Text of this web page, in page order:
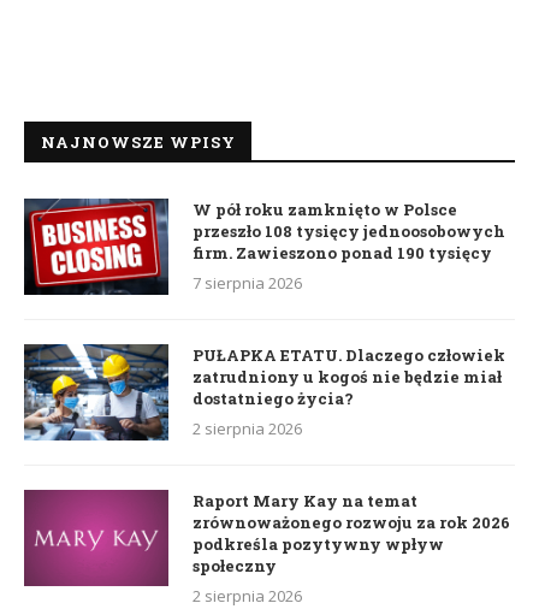
NAJNOWSZE WPISY
W pół roku zamknięto w Polsce
przeszło 108 tysięcy jednoosobowych
firm. Zawieszono ponad 190 tysięcy
7 sierpnia 2026
PUŁAPKA ETATU. Dlaczego człowiek
zatrudniony u kogoś nie będzie miał
dostatniego życia?
2 sierpnia 2026
Raport Mary Kay na temat
zrównoważonego rozwoju za rok 2026
podkreśla pozytywny wpływ
społeczny
2 sierpnia 2026